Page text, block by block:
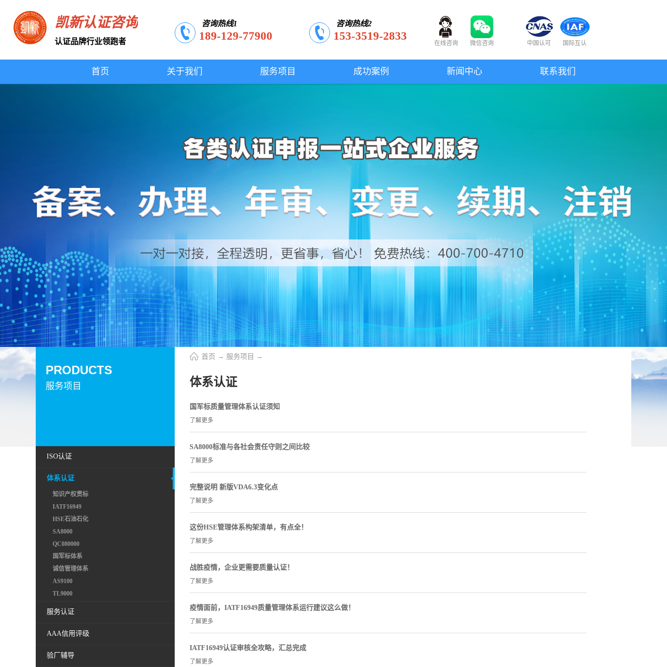
凯新认证咨询
认证品牌行业领跑者
咨询热线1
189-129-77900
咨询热线2
153-3519-2833
在线咨询 微信咨询 中国认可 国际互认
首页 关于我们 服务项目 成功案例 新闻中心 联系我们
服务项目
PRODUCTS
ISO认证
体系认证
知识产权贯标
IATF16949
HSE石油石化
SA8000
QC080000
国军标体系
诚信管理体系
AS9100
TL9000
服务认证
AAA信用评级
验厂辅导
首页 → 服务项目 →
体系认证
国军标质量管理体系认证须知
了解更多
SA8000标准与各社会责任守则之间比较
了解更多
完整说明 新版VDA6.3变化点
了解更多
这份HSE管理体系构架清单，有点全！
了解更多
战胜疫情，企业更需要质量认证！
了解更多
疫情面前，IATF16949质量管理体系运行建议这么做！
了解更多
IATF16949认证审核全攻略，汇总完成
了解更多